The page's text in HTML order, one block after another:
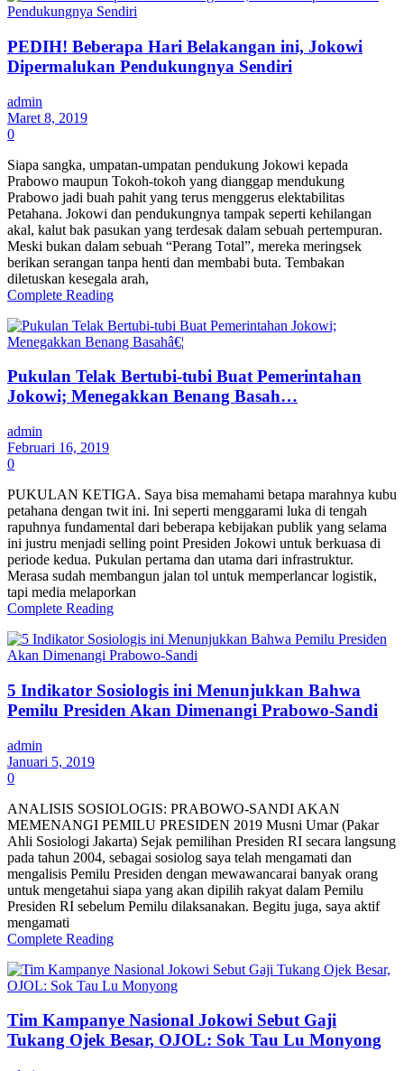
PEDIH! Beberapa Hari Belakangan ini, Jokowi
Dipermalukan Pendukungnya Sendiri
admin
Maret 8, 2019
0
Siapa sangka, umpatan-umpatan pendukung Jokowi kepada
Prabowo maupun Tokoh-tokoh yang dianggap mendukung
Prabowo jadi buah pahit yang terus menggerus elektabilitas
Petahana. Jokowi dan pendukungnya tampak seperti kehilangan
akal, kalut bak pasukan yang terdesak dalam sebuah pertempuran.
Meski bukan dalam sebuah “Perang Total”, mereka meringsek
berikan serangan tanpa henti dan membabi buta. Tembakan
diletuskan kesegala arah,
Complete Reading
Pukulan Telak Bertubi-tubi Buat Pemerintahan
Jokowi; Menegakkan Benang Basah…
admin
Februari 16, 2019
0
PUKULAN KETIGA. Saya bisa memahami betapa marahnya kubu
petahana dengan twit ini. Ini seperti menggarami luka di tengah
rapuhnya fundamental dari beberapa kebijakan publik yang selama
ini justru menjadi selling point Presiden Jokowi untuk berkuasa di
periode kedua. Pukulan pertama dan utama dari infrastruktur.
Merasa sudah membangun jalan tol untuk memperlancar logistik,
tapi media melaporkan
Complete Reading
5 Indikator Sosiologis ini Menunjukkan Bahwa
Pemilu Presiden Akan Dimenangi Prabowo-Sandi
admin
Januari 5, 2019
0
ANALISIS SOSIOLOGIS: PRABOWO-SANDI AKAN
MEMENANGI PEMILU PRESIDEN 2019 Musni Umar (Pakar
Ahli Sosiologi Jakarta) Sejak pemilihan Presiden RI secara langsung
pada tahun 2004, sebagai sosiolog saya telah mengamati dan
mengalisis Pemilu Presiden dengan mewawancarai banyak orang
untuk mengetahui siapa yang akan dipilih rakyat dalam Pemilu
Presiden RI sebelum Pemilu dilaksanakan. Begitu juga, saya aktif
mengamati
Complete Reading
Tim Kampanye Nasional Jokowi Sebut Gaji
Tukang Ojek Besar, OJOL: Sok Tau Lu Monyong